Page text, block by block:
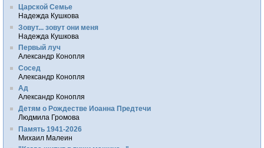
Царской Семье
Надежда Кушкова
Зовут... зовут они меня
Надежда Кушкова
Первый луч
Александр Конопля
Сосед
Александр Конопля
Ад
Александр Конопля
Детям о Рождестве Иоанна Предтечи
Людмила Громова
Память 1941-2026
Михаил Малеин